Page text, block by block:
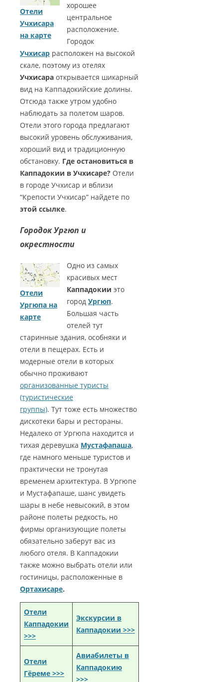
Отели
Учхисара
на карте
хорошее
центральное
расположение.
Городок
Учхисар расположен на высокой
скале, поэтому из отелях
Учхисара открывается шикарный
вид на Каппадокийские долины.
Отсюда также утром удобно
наблюдать за полетом шаров.
Отели этого города предлагают
высокий уровень обслуживания,
хороший вид и традиционную
обстановку. Где остановиться в
Каппадокии в Учхисаре? Отели
в городе Учхисар и вблизи
“Крепости Учхисар” найдете по
этой ссылке.
Городок Ургюп и
окрестности
Отели
Ургюпа на
карте
Одно из самых
красивых мест
Каппадокии это
город Ургюп.
Большая часть
отелей тут
старинные здания, особняки и
отели в пещерах. Есть и
модерные отели в которых
обычно проживают
организованные туристы
(туристические
группы). Тут тоже есть множество
дискотеки бары и рестораны.
Недалеко от Ургюпа находится и
тихая деревушка Мустафапаша,
где намного меньше туристов и
практически не тронутая
временем архитектура. В Ургюпе
и Мустафапаше, шанс увидеть
шары в небе невысокий, в этом
районе полеты редкость, но
фирмы организующие полеты
обязательно заберут вас из
любого отеля. В Каппадокии
также можно выбрать отели или
гостиницы, расположенные в
Ортахисаре.
Отели
Каппадокии
>>>
Экскурсии в
Каппадокии >>>
Отели
Гёреме >>>
Авиабилеты в
Каппадокию
>>>